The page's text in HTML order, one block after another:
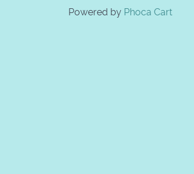
Powered by Phoca Cart